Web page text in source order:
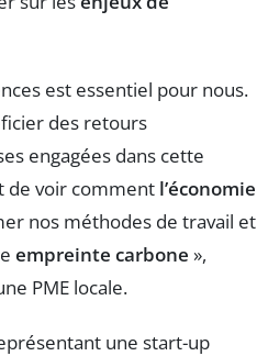
est essentiel pour nous.
des retours
engagées dans cette
de voir comment l’économie
nos méthodes de travail et
empreinte carbone »,
PME locale.
une start-up